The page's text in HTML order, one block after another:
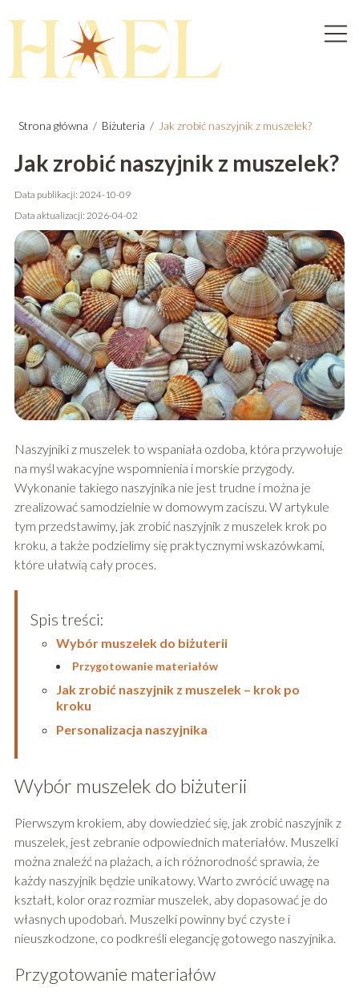
Strona główna / Biżuteria / Jak zrobić naszyjnik z muszelek?
Jak zrobić naszyjnik z muszelek?
Data publikacji: 2024-10-09
Data aktualizacji: 2026-04-02
Naszyjniki z muszelek to wspaniała ozdoba, która przywołuje
na myśl wakacyjne wspomnienia i morskie przygody.
Wykonanie takiego naszyjnika nie jest trudne i można je
zrealizować samodzielnie w domowym zaciszu. W artykule
tym przedstawimy, jak zrobić naszyjnik z muszelek krok po
kroku, a także podzielimy się praktycznymi wskazówkami,
które ułatwią cały proces.
Spis treści:
Wybór muszelek do biżuterii
Przygotowanie materiałów
Jak zrobić naszyjnik z muszelek – krok po
kroku
Personalizacja naszyjnika
Wybór muszelek do biżuterii
Pierwszym krokiem, aby dowiedzieć się, jak zrobić naszyjnik z
muszelek, jest zebranie odpowiednich materiałów. Muszelki
można znaleźć na plażach, a ich różnorodność sprawia, że
każdy naszyjnik będzie unikatowy. Warto zwrócić uwagę na
kształt, kolor oraz rozmiar muszelek, aby dopasować je do
własnych upodobań. Muszelki powinny być czyste i
nieuszkodzone, co podkreśli elegancję gotowego naszyjnika.
Przygotowanie materiałów